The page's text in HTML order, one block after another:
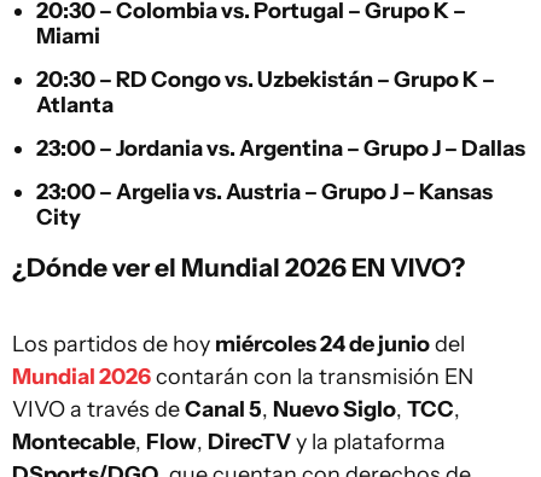
20:30 –Colombiavs. Portugal – Grupo K –
Miami
20:30 –RD Congovs.Uzbekistán– Grupo K –
Atlanta
23:00 –Jordaniavs.Argentina– Grupo J – Dallas
23:00 –Argeliavs.Austria– Grupo J – Kansas
City
¿Dónde ver el Mundial 2026 EN VIVO?
Los partidos de hoy miércoles 24 de juniodel
Mundial 2026contarán con la transmisión EN
VIVO a través deCanal 5, Nuevo Siglo, TCC,
Montecable, Flow, DirecTVy la plataforma